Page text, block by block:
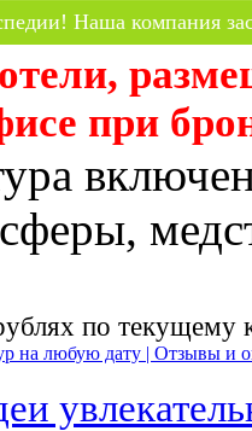
Наша компания
при
по текущему
на любую дату | Отзывы и